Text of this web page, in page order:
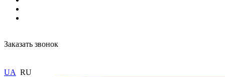
Заказать звонок
UA RU